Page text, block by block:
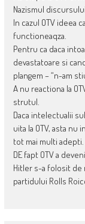
Nazismul
In cazul OTV ideea
functioneaqza.
Pentru ca daca
devastatoare si
plangem – “n-am
A nu reactiona la
strutul.
Daca intelectualii
uita la OTV, asta nu
tot mai multi adepti.
DE fapt OTV a
Hitler s-a folosit de
partidului Rolls